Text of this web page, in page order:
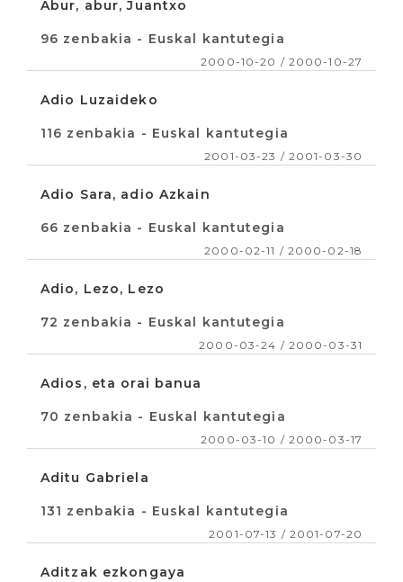
Abur, abur, Juantxo
96 zenbakia - Euskal kantutegia
2000-10-20 / 2000-10-27
Adio Luzaideko
116 zenbakia - Euskal kantutegia
2001-03-23 / 2001-03-30
Adio Sara, adio Azkain
66 zenbakia - Euskal kantutegia
2000-02-11 / 2000-02-18
Adio, Lezo, Lezo
72 zenbakia - Euskal kantutegia
2000-03-24 / 2000-03-31
Adios, eta orai banua
70 zenbakia - Euskal kantutegia
2000-03-10 / 2000-03-17
Aditu Gabriela
131 zenbakia - Euskal kantutegia
2001-07-13 / 2001-07-20
Aditzak ezkongaya